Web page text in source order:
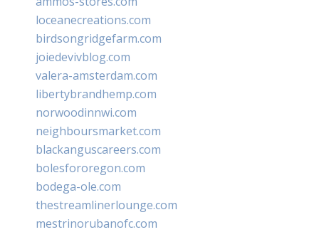
loceanecreations.com
birdsongridgefarm.com
joiedevivblog.com
valera-amsterdam.com
libertybrandhemp.com
norwoodinnwi.com
neighboursmarket.com
blackanguscareers.com
bolesfororegon.com
bodega-ole.com
thestreamlinerlounge.com
mestrinorubanofc.com